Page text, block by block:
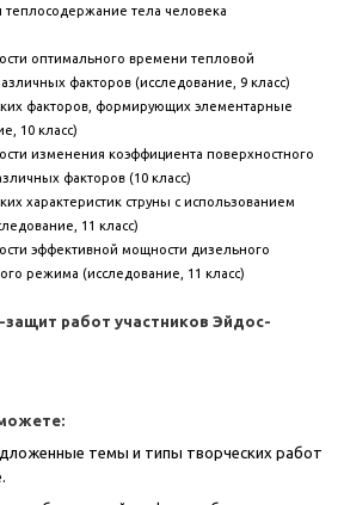
теплосодержание тела человека
оптимального времени тепловой
факторов (исследование, 9 класс)
факторов, формирующих элементарные
10 класс)
изменения коэффициента поверхностного
факторов (10 класс)
характеристик струны с использованием
11 класс)
эффективной мощности дизельного
режима (исследование, 11 класс)
работ участников Эйдос-
темы и типы творческих работ